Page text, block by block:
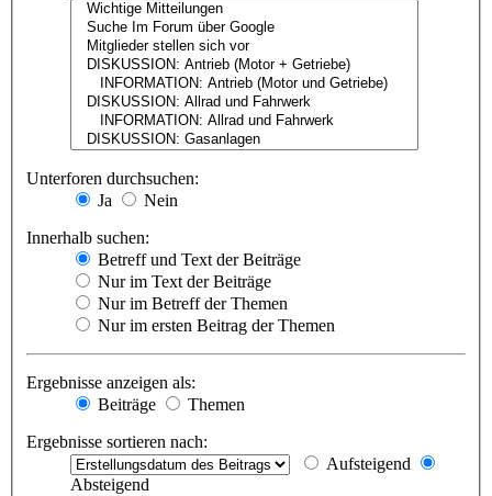
Unterforen durchsuchen:
Ja
Nein
Innerhalb suchen:
Betreff und Text der Beiträge
Nur im Text der Beiträge
Nur im Betreff der Themen
Nur im ersten Beitrag der Themen
Ergebnisse anzeigen als:
Beiträge
Themen
Ergebnisse sortieren nach:
Aufsteigend
Absteigend